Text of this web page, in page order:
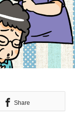
Share